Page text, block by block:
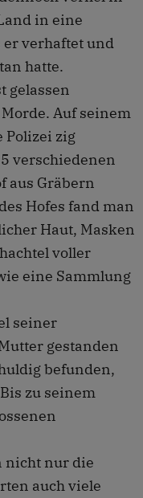
in eine
verhaftet und
hatte.
gelassen
Auf seinem
Polizei zig
verschiedenen
aus Gräbern
Hofes fand man
Haut, Masken
voller
eine Sammlung
seiner
gestanden
befunden,
zu seinem
nicht nur die
auch viele